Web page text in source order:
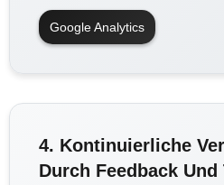
Google Analytics
4. Kontinuierliche
Durch Feedback